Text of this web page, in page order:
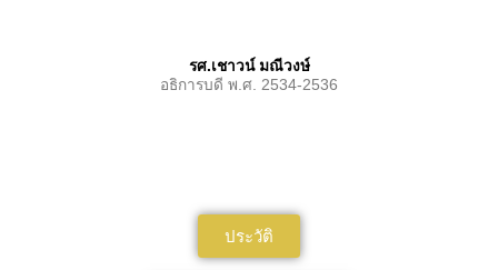
รศ.เชาวน์ มณีวงษ์
อธิการบดี พ.ศ. 2534-2536
ประวัติ